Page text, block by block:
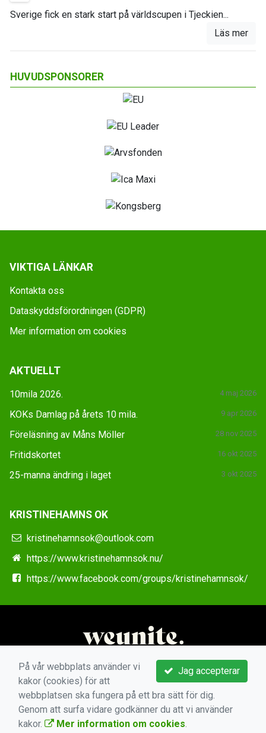
Sverige fick en stark start på världscupen i Tjeckien...
Läs mer
HUVUDSPONSORER
VIKTIGA LÄNKAR
Kontakta oss
Dataskyddsförordningen (GDPR)
Mer information om cookies
AKTUELLT
10mila 2026. 4 maj 2026
KOKs Damlag på årets 10 mila. 9 apr 2026
Föreläsning av Måns Möller 28 nov 2025
Fritidskortet 16 okt 2025
25-manna ändring i laget 3 okt 2025
KRISTINEHAMNS OK
kristinehamnsok@outlook.com
https://www.kristinehamnsok.nu/
https://www.facebook.com/groups/kristinehamnsok/
Jag accepterar
På vår webbplats använder vi
kakor (cookies) för att
webbplatsen ska fungera på ett bra sätt för dig.
Genom att surfa vidare godkänner du att vi använder
kakor.
Mer information om cookies.